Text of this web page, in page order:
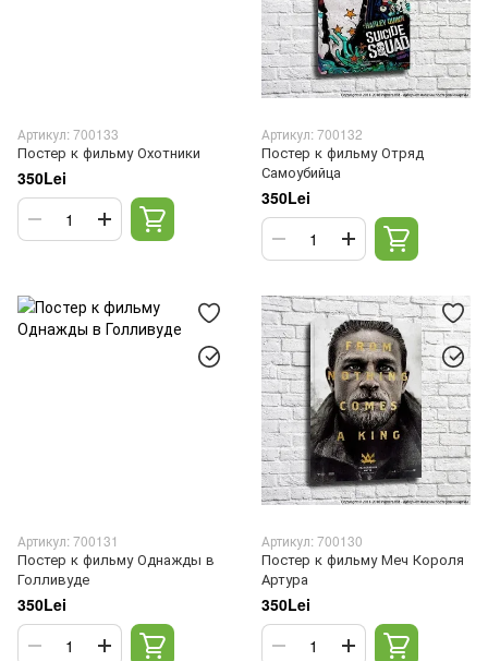
Артикул: 700133
Постер к фильму Охотники
350Lei
Артикул: 700132
Постер к фильму Отряд
Самоубийца
350Lei
Артикул: 700131
Постер к фильму Однажды в
Голливуде
350Lei
Артикул: 700130
Постер к фильму Меч Короля
Артура
350Lei